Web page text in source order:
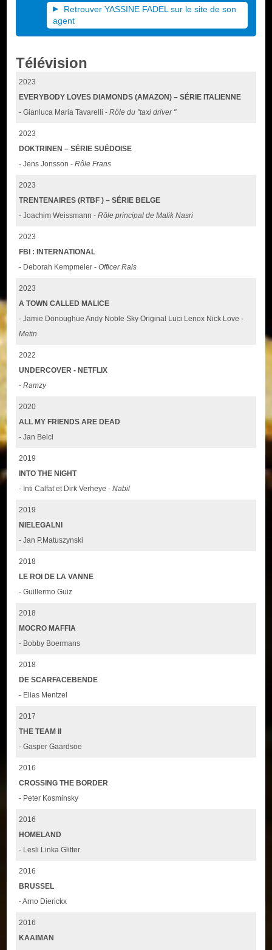
Retrouver YASSINE FADEL sur le site de son
agent
Télévision
2023
EVERYBODY LOVES DIAMONDS (AMAZON) – SÉRIE ITALIENNE
- Gianluca Maria Tavarelli -Rôle du "taxi driver "
2023
DOKTRINEN – SÉRIE SUÉDOISE
- Jens Jonsson -Rôle Frans
2023
TRENTENAIRES (RTBF ) – SÉRIE BELGE
- Joachim Weissmann -Rôle principal de Malik Nasri
2023
FBI : INTERNATIONAL
- Deborah Kempmeier -Officer Rais
2023
A TOWN CALLED MALICE
- Jamie Donoughue Andy Noble Sky Original Luci Lenox Nick Love -
Metin
2022
UNDERCOVER - NETFLIX
-Ramzy
2020
ALL MY FRIENDS ARE DEAD
- Jan Belcl
2019
INTO THE NIGHT
- Inti Calfat et Dirk Verheye -Nabil
2019
NIELEGALNI
- Jan P.Matuszynski
2018
LE ROI DE LA VANNE
- Guillermo Guiz
2018
MOCRO MAFFIA
- Bobby Boermans
2018
DE SCARFACEBENDE
- Elias Mentzel
2017
THE TEAM II
- Gasper Gaardsoe
2016
CROSSING THE BORDER
- Peter Kosminsky
2016
HOMELAND
- Lesli Linka Glitter
2016
BRUSSEL
- Arno Dierickx
2016
KAAIMAN